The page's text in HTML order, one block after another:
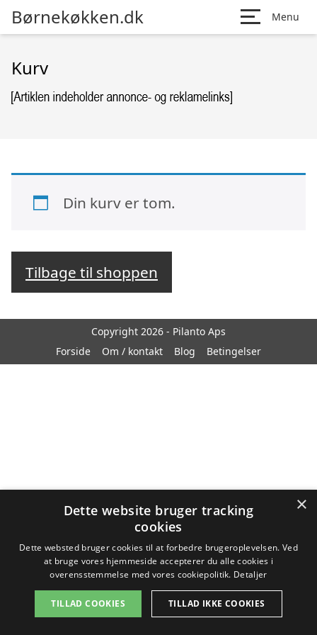
Børnekøkken.dk Menu
Kurv
Din kurv er tom.
Tilbage til shoppen
Copyright 2026 - Pilanto Aps
Forside
Om / kontakt Blog Betingelser
×
Dette website bruger tracking
cookies
Dette websted bruger cookies til at forbedre brugeroplevelsen. Ved
at bruge vores hjemmeside accepterer du alle cookies i
overensstemmelse med vores cookiepolitik. Detaljer
TILLAD COOKIES TILLAD IKKE COOKIES